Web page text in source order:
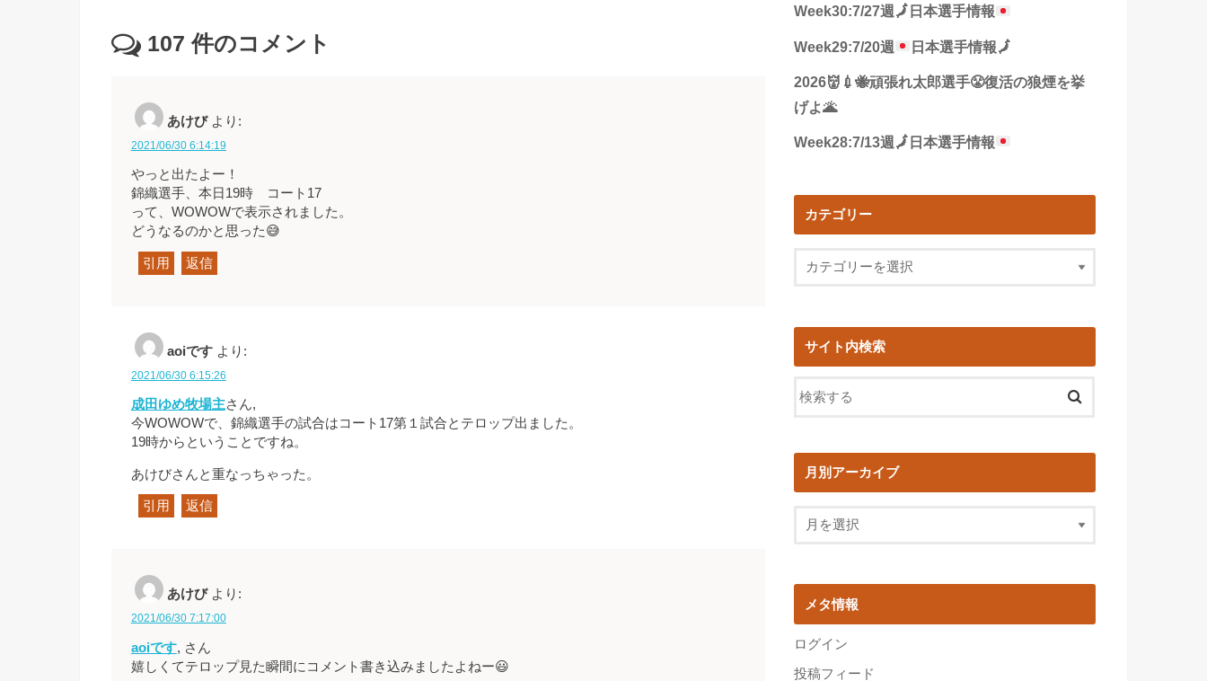
107 件のコメント
あけび より:
2021/06/30 6:14:19
やっと出たよー！
錦織選手、本日19時 コート17
って、WOWOWで表示されました。
どうなるのかと思った😅
引用 返信
aoiです より:
2021/06/30 6:15:26
成田ゆめ牧場主さん,
今WOWOWで、錦織選手の試合はコート17第１試合とテロップ出ました。
19時からということですね。
あけびさんと重なっちゃった。
引用 返信
あけび より:
2021/06/30 7:17:00
aoiです, さん
嬉しくてテロップ見た瞬間にコメント書き込みましたよねー😃
Week30:7/27週🗾 日本選手情報
Week29:7/20週 日本選手情報🗾
2026👹💉🐝頑張れ太郎選手😤復活の狼煙を挙
げよ🌋
Week28:7/13週 🗾 日本選手情報
カテゴリー
サイト内検索
月別アーカイブ
メタ情報
ログイン
投稿フィード